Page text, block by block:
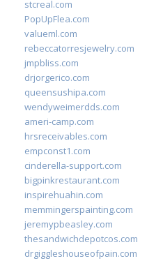
stcreal.com
PopUpFlea.com
valueml.com
rebeccatorresjewelry.com
jmpbliss.com
drjorgerico.com
queensushipa.com
wendyweimerdds.com
ameri-camp.com
hrsreceivables.com
empconst1.com
cinderella-support.com
bigpinkrestaurant.com
inspirehuahin.com
memmingerspainting.com
jeremypbeasley.com
thesandwichdepotcos.com
drgiggleshouseofpain.com